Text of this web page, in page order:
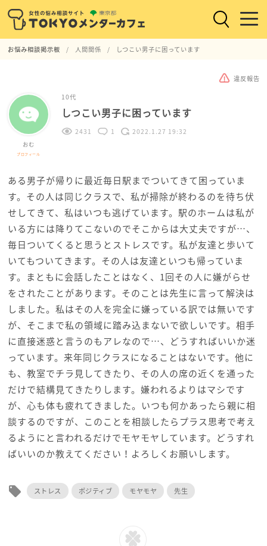
お悩み相談掲示板 人間関係 しつこい男子に困っています
違反報告
おむ
プロフィール
10代
しつこい男子に困っています
2431 1 2022.1.27 19:32
ある男子が帰りに最近毎日駅までついてきて困っていま
す。その人は同じクラスで、私が掃除が終わるのを待ち伏
せしてきて、私はいつも逃げています。駅のホームは私が
いる方には降りてこないのでそこからは大丈夫ですが…、
毎日ついてくると思うとストレスです。私が友達と歩いて
いてもついてきます。その人は友達といつも帰っていま
す。まともに会話したことはなく、1回その人に嫌がらせ
をされたことがあります。そのことは先生に言って解決は
しました。私はその人を完全に嫌っている訳では無いです
が、そこまで私の領域に踏み込まないで欲しいです。相手
に直接迷惑と言うのもアレなので…、どうすればいいか迷
っています。来年同じクラスになることはないです。他に
も、教室でチラ見してきたり、その人の席の近くを通った
だけで結構見てきたりします。嫌われるよりはマシです
が、心も体も疲れてきました。いつも何かあったら親に相
談するのですが、このことを相談したらプラス思考で考え
るようにと言われるだけでモヤモヤしています。どうすれ
ばいいのか教えてください！よろしくお願いします。
local_offer ストレス ポジティブ モヤモヤ 先生